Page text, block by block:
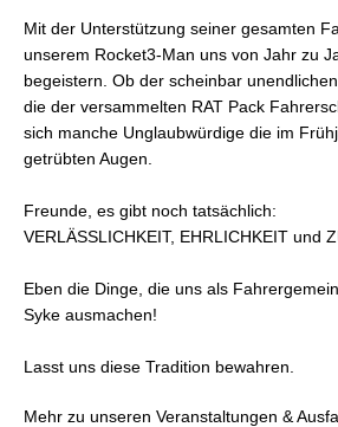
Mit der Unterstützung seiner gesamten
unserem Rocket3-Man uns von Jahr zu
begeistern. Ob der scheinbar
die der versammelten RAT Pack
sich manche Unglaubwürdige die im
getrübten Augen.
Freunde, es gibt noch tatsächlich:
VERLÄSSLICHKEIT, EHRLICHKEIT und
Eben die Dinge, die uns als
Syke ausmachen!
Lasst uns diese Tradition bewahren.
Mehr zu unseren Veranstaltungen &